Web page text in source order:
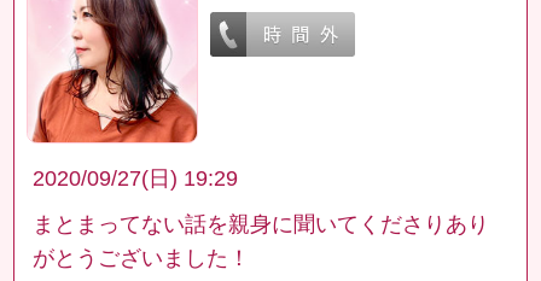
2020/09/27(日) 19:29
まとまってない話を親身に聞いてくださりあり
がとうございました！